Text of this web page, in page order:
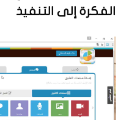
الفكرة إلى التنفيذ